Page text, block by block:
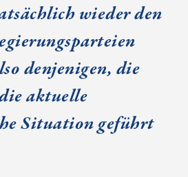
wieder den
denjenigen, die
aktuelle
Situation geführt